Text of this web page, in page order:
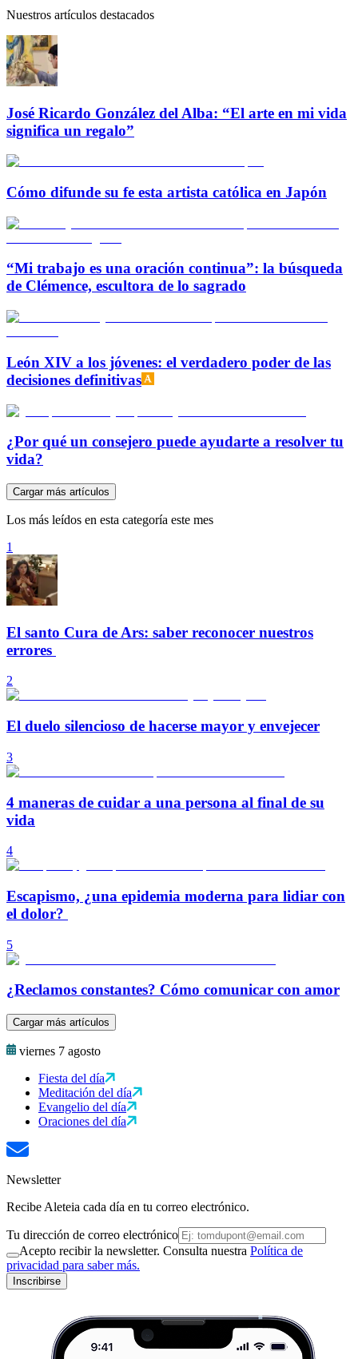
Nuestros artículos destacados
José Ricardo González del Alba: “El arte en mi vida
significa un regalo”
Cómo difunde su fe esta artista católica en Japón
“Mi trabajo es una oración continua”: la búsqueda
de Clémence, escultora de lo sagrado
León XIV a los jóvenes: el verdadero poder de las
decisiones definitivas
¿Por qué un consejero puede ayudarte a resolver tu
vida?
Cargar más artículos
Los más leídos en esta categoría este mes
1
El santo Cura de Ars: saber reconocer nuestros
errores
2
El duelo silencioso de hacerse mayor y envejecer
3
4 maneras de cuidar a una persona al final de su
vida
4
Escapismo, ¿una epidemia moderna para lidiar con
el dolor?
5
¿Reclamos constantes? Cómo comunicar con amor
Cargar más artículos
viernes 7 agosto
Fiesta del día
Meditación del día
Evangelio del día
Oraciones del día
Newsletter
Recibe Aleteia cada día en tu correo electrónico.
Tu dirección de correo electrónico
Acepto recibir la newsletter. Consulta nuestra Política de
privacidad para saber más.
Inscribirse